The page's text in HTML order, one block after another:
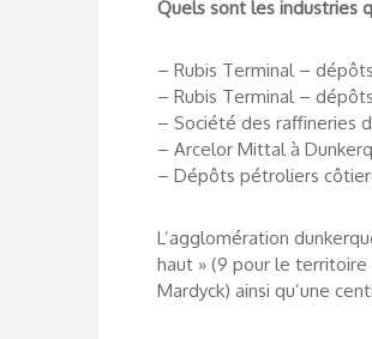
Quels sont les industries
– Rubis Terminal –
– Rubis Terminal –
– Société des raffineries
– Arcelor Mittal à
– Dépôts pétroliers
L’agglomération
haut » (9 pour le territoire
Mardyck) ainsi qu’une